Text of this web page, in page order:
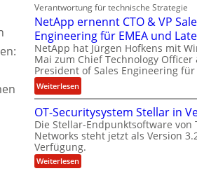
k
e
i
n
e
L
ö
u
n
g
w
i
r
d
F
i
n
n
z
c
h
n
g
i
n
e
e
r
i
n
g
S
p
Verantwortung für technische Strategie
NetApp ernennt CTO & VP
Engineering für EMEA und
NetApp hat Jürgen Hofkens mit
Mai zum Chief Technology Officer
President of Sales Engineering
Weiterlesen:
N
e
t
A
p
p
OT-Securitysystem Stellar in
Die Stellar-Endpunktsoftware von
Networks steht jetzt als Version
Verfügung.
Weiterlesen: